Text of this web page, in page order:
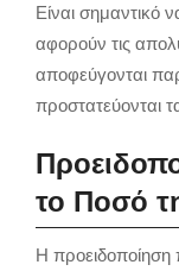
Είναι σημαντικό
αφορούν τις
αποφεύγονται
προστατεύονται
το Ποσό
Η προειδοποίηση